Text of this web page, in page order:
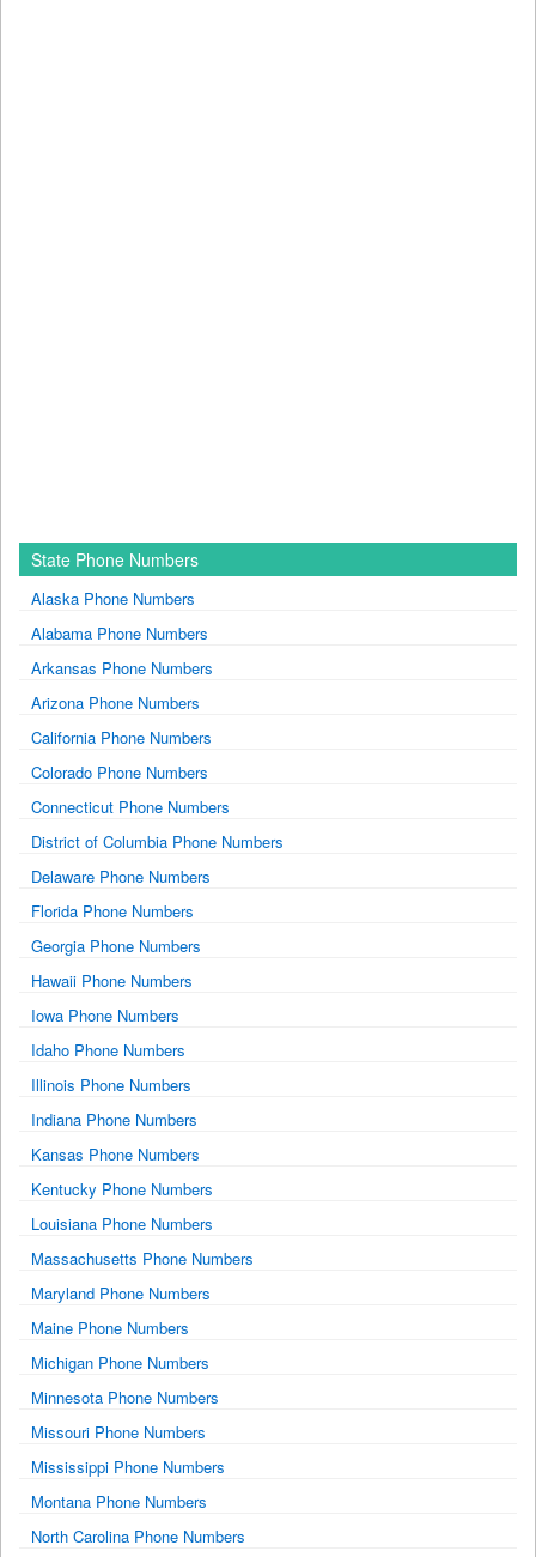
State Phone Numbers
Alaska Phone Numbers
Alabama Phone Numbers
Arkansas Phone Numbers
Arizona Phone Numbers
California Phone Numbers
Colorado Phone Numbers
Connecticut Phone Numbers
District of Columbia Phone Numbers
Delaware Phone Numbers
Florida Phone Numbers
Georgia Phone Numbers
Hawaii Phone Numbers
Iowa Phone Numbers
Idaho Phone Numbers
Illinois Phone Numbers
Indiana Phone Numbers
Kansas Phone Numbers
Kentucky Phone Numbers
Louisiana Phone Numbers
Massachusetts Phone Numbers
Maryland Phone Numbers
Maine Phone Numbers
Michigan Phone Numbers
Minnesota Phone Numbers
Missouri Phone Numbers
Mississippi Phone Numbers
Montana Phone Numbers
North Carolina Phone Numbers